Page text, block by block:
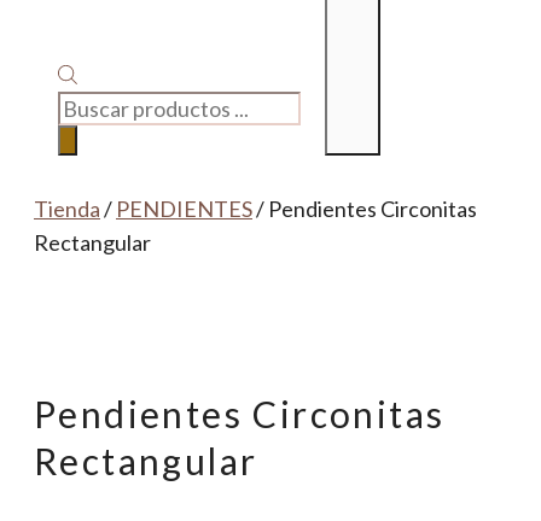
BÚSQUEDA
DE
PRODUCTOS
Tienda/ PENDIENTES/ Pendientes Circonitas
Rectangular
Pendientes Circonitas
Rectangular